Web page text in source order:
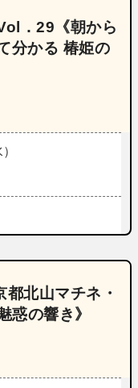
．29《朝から
分かる 椿姫の
北山マチネ・
惑の響き》